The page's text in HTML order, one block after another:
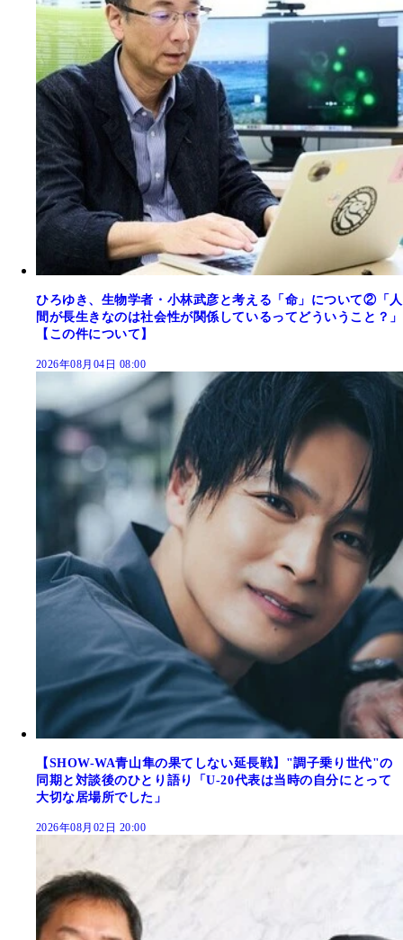
ひろゆき、生物学者・小林武彦と考える「命」について②「人
間が長生きなのは社会性が関係しているってどういうこと？」
【この件について】
2026年08月04日 08:00
【SHOW-WA青山隼の果てしない延長戦】"調子乗り世代"の
同期と対談後のひとり語り「U-20代表は当時の自分にとって
大切な居場所でした」
2026年08月02日 20:00